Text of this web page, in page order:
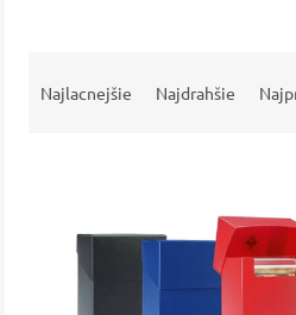
Najlacnejšie Najdrahšie